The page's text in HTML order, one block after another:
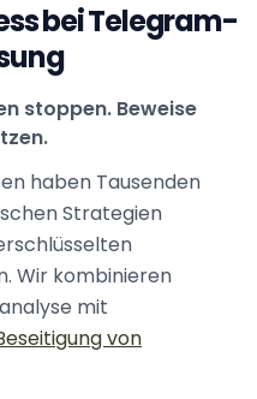
bei Telegram-
stoppen. Beweise
haben Tausenden
Strategien
Wir kombinieren
mit
von